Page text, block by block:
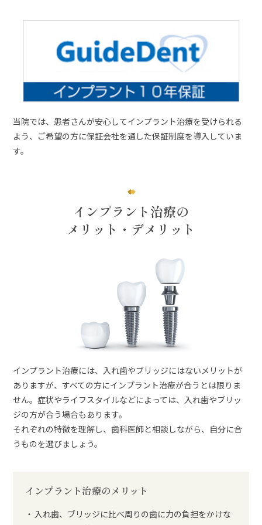
当院では、患者さんが安心してインプラント治療を受けられる
よう、ご希望の方に保証会社を通した保証制度を導入していま
す。
インプラント治療の
メリット・デメリット
インプラント治療には、入れ歯やブリッジにはないメリットが
ありますが、すべての方にインプラント治療が合うとは限りま
せん。症状やライフスタイルなどによっては、入れ歯やブリッ
ジの方が合う場合もあります。
それぞれの特徴を理解し、歯科医師と相談しながら、自分に合
うものを選びましょう。
インプラント治療のメリット
入れ歯、ブリッジに比べ周りの歯に力の負担をかけな